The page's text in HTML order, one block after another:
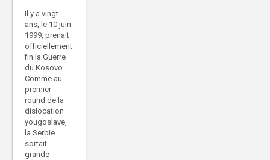
Il y a vingt
ans, le 10 juin
1999, prenait
officiellement
fin la Guerre
du Kosovo.
Comme au
premier
round de la
dislocation
yougoslave,
la Serbie
sortait
grande